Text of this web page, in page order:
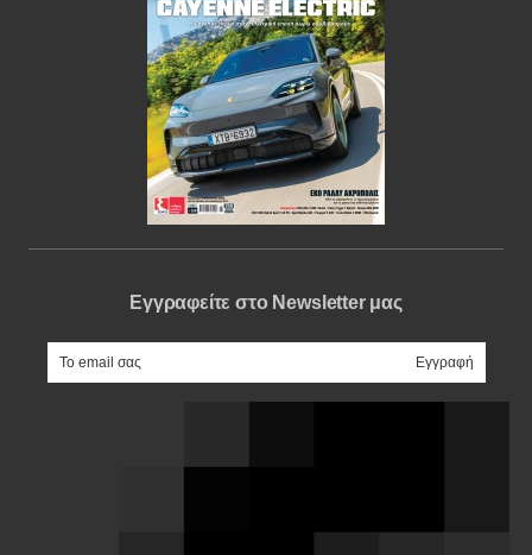
Εγγραφείτε στο Newsletter μας
e-mail